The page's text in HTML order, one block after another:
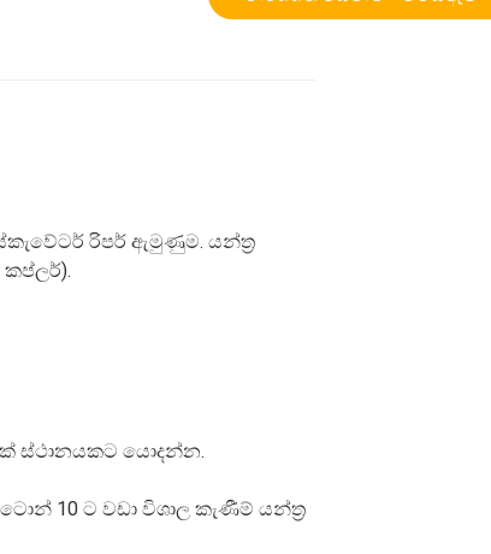
රිපර් ඇමුණුම. යන්ත්‍ර
ස්ථානයකට යොදන්න.
10 ට වඩා විශාල කැණීම් යන්ත්‍ර